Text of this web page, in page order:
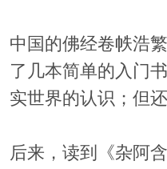
中国的佛经卷帙浩
了几本简单的入门
实世界的认识；但
后来，读到《杂阿